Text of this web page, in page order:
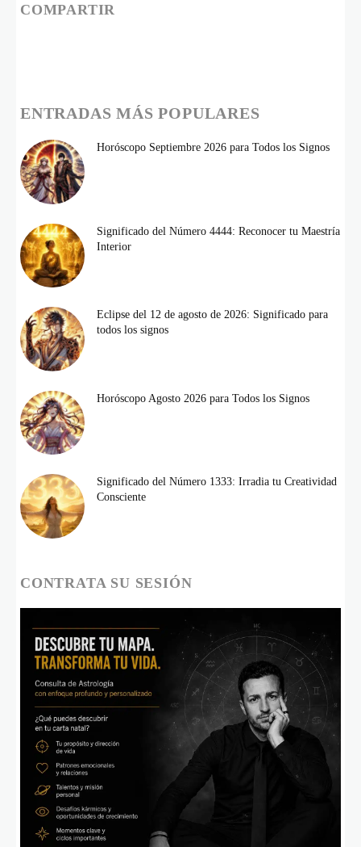
COMPARTIR
ENTRADAS MÁS POPULARES
Horóscopo Septiembre 2026 para Todos los Signos
Significado del Número 4444: Reconocer tu Maestría
Interior
Eclipse del 12 de agosto de 2026: Significado para
todos los signos
Horóscopo Agosto 2026 para Todos los Signos
Significado del Número 1333: Irradia tu Creatividad
Consciente
CONTRATA SU SESIÓN